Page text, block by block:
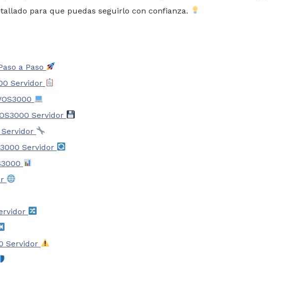
para que puedas seguirlo con confianza.
a Paso
Servidor
Servidor
Servidor
Servidor